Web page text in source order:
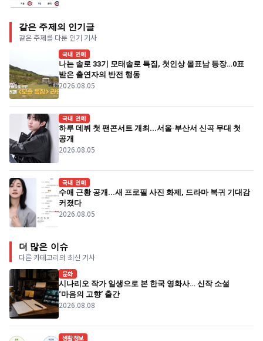
같은 주제의 인기글
같은 주제를 다룬 인기 기사
국내 연예
나는 솔로 33기 모태솔로 특집, 첫인상 몰표남 등장…0표
받은 출연자의 반전 행동
2026.08.05
국내 연예
하루 데뷔 첫 팬콘서트 개최...서울·부산서 신곡 무대 첫
공개
2026.08.05
국내 연예
수애 근황 공개...새 프로필 사진 화제, 드라마 복귀 기대감
커졌다
2026.08.05
더 많은 이슈
다른 카테고리의 최신 기사
문화
시나리오 작가 일생으로 본 한국 영화사… 신작 소설
‘마음의 고향’ 출간
2026.08.08
생활정보